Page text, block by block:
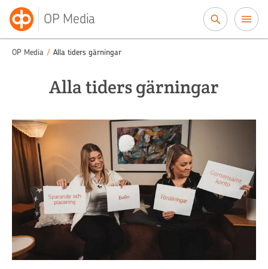
OP Media
OP Media / Alla tiders gärningar
Alla tiders gärningar